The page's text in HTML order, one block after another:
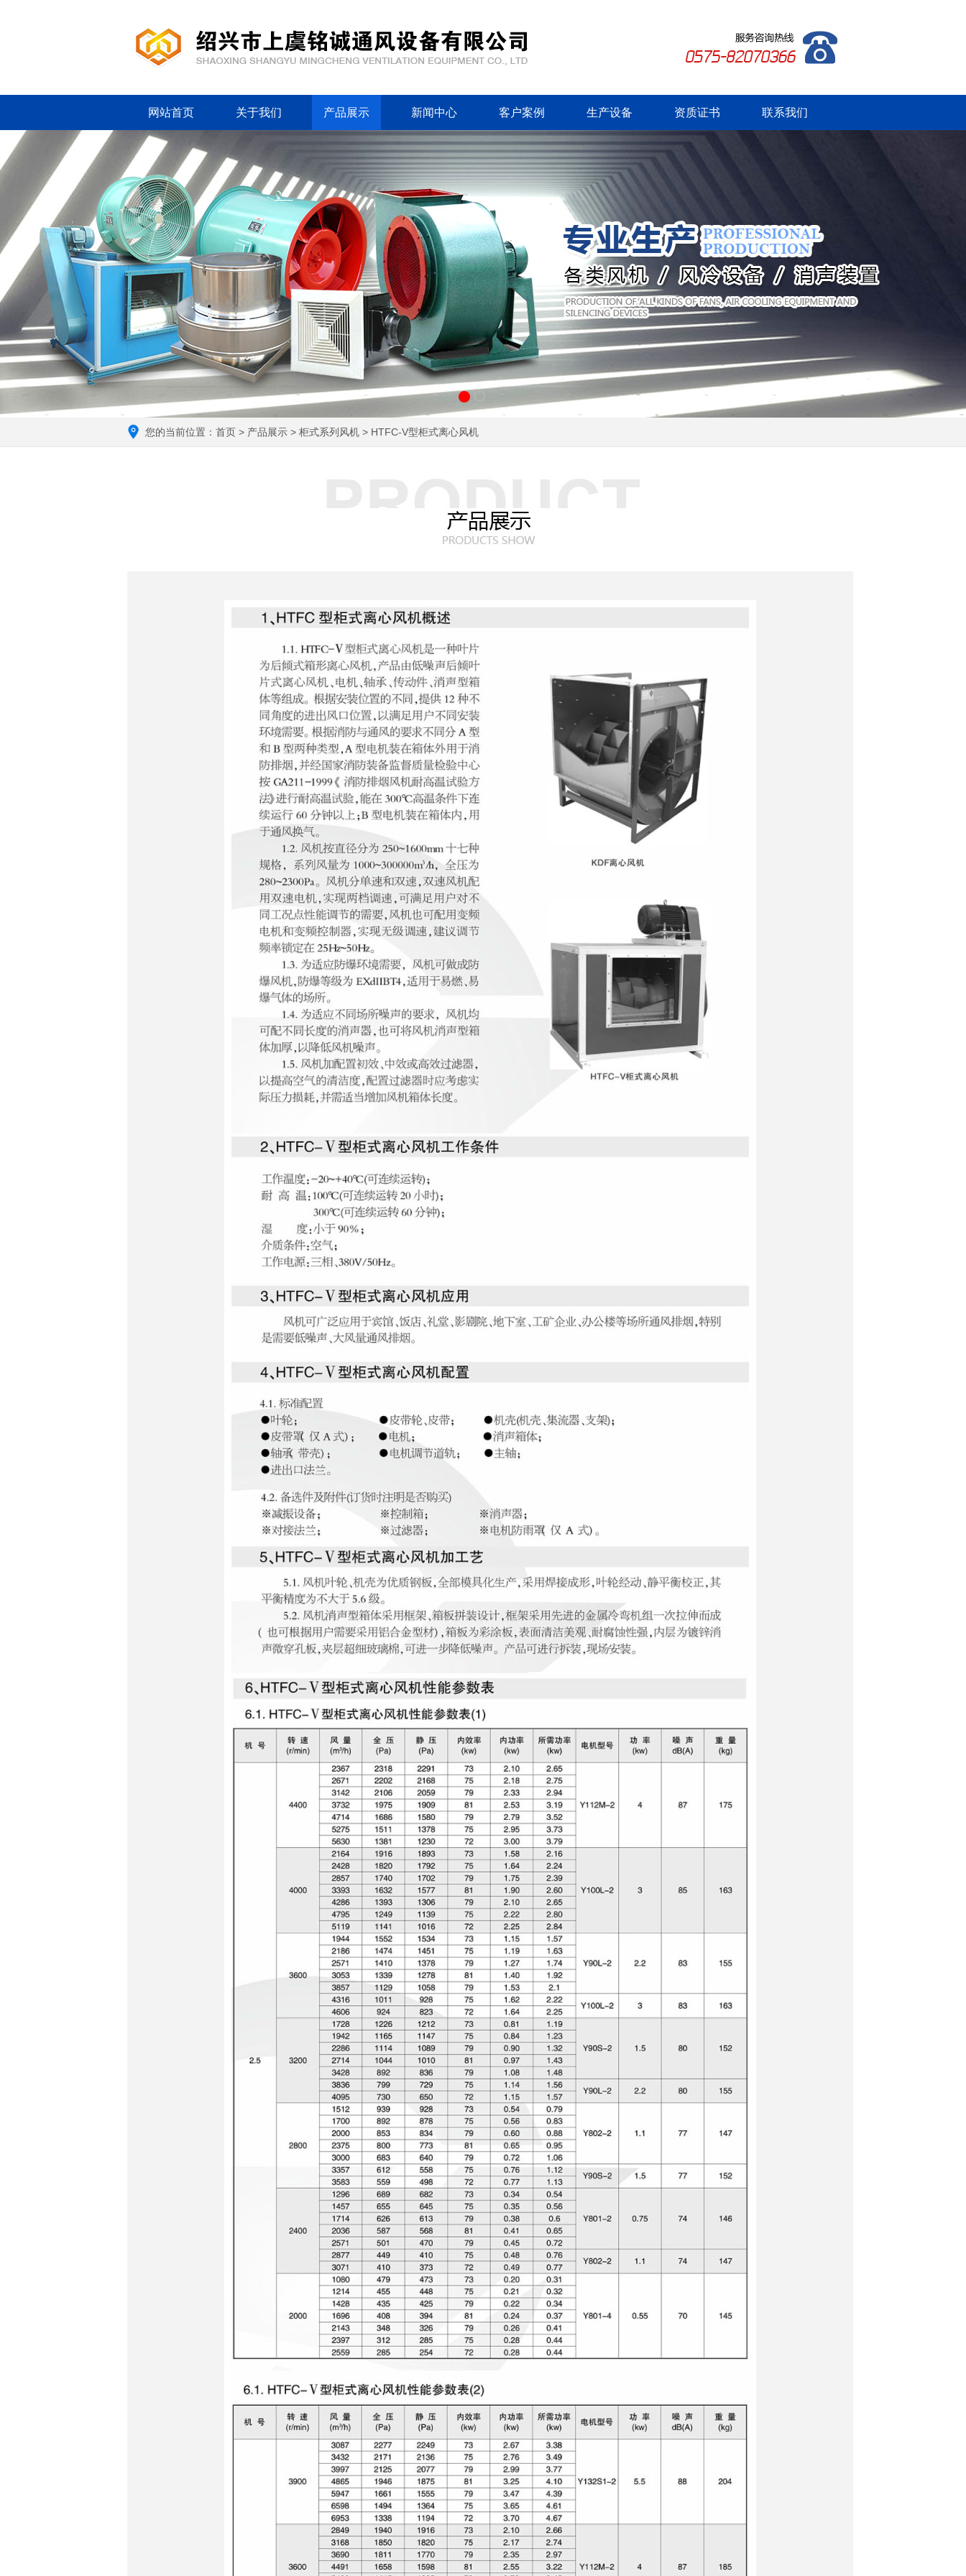
网站首页 关于我们 产品展示 新闻中心 客户案例 生产设备 资质证书 联系我们
您的当前位置： 首页 > 产品展示 > 柜式系列风机 > HTFC-V型柜式离心风机